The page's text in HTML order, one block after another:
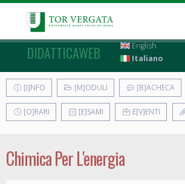
DIDATTICAWEB
English
Italiano
[I]NFO [M]ODULI [B]ACHECA
[O]RARI [E]SAMI E[V]ENTI
Chimica Per L'energia